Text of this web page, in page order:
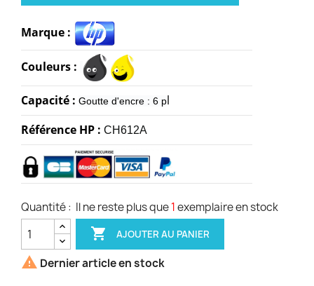
Marque :
Couleurs :
Capacité : Goutte d'encre : 6 pl
Référence HP : CH612A
Quantité : Il ne reste plus que1exemplaire en stock
 AJOUTER AU PANIER
 Dernier article en stock